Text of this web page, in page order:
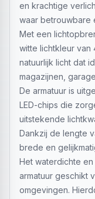
en krachtige
waar betrouwbare
Met een
witte lichtkleur van
natuurlijk licht dat
magazijnen,
De armatuur is
LED-chips die
uitstekende
Dankzij de lengte
brede en
Het waterdichte
armatuur geschikt
omgevingen.